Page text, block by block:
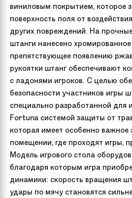
виниловым покрытием, которое
поверхность поля от
других повреждений. На
штанги нанесено
препятствующее появлению
рукоятки штанг обеспечивают
с ладонями игроков. С целью
безопасности участников игры
специально разработанной для
Fortuna системой защиты от
которая имеет особенно важное
помещении, где проходят игры,
Модель игрового стола
благодаря которым игра
динамики: скорость вращения
удары по мячу становятся